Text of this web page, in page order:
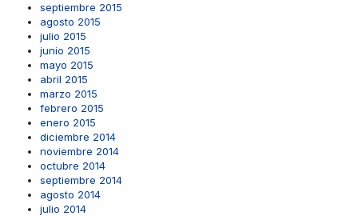
septiembre 2015
agosto 2015
julio 2015
junio 2015
mayo 2015
abril 2015
marzo 2015
febrero 2015
enero 2015
diciembre 2014
noviembre 2014
octubre 2014
septiembre 2014
agosto 2014
julio 2014